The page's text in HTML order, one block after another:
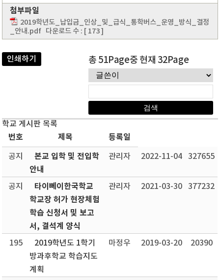
첨부파일
2019학년도_납입금_인상_및_급식_통학버스_운영_방식_결정
_안내.pdf 다운로드 수 : [ 173 ]
인쇄하기 총 51Page중 현재 32Page
학교 게시판 목록
번호 제목 등록일
공지
본교 입학 및 전입학
안내
관리자 2022-11-04 327655
공지
타이뻬이한국학교
학교장 허가 현장체험
학습 신청서 및 보고
서, 결석계 양식
관리자 2021-03-30 377232
195
2019학년도 1학기
방과후학교 학습지도
계획
마정우 2019-03-20 20390